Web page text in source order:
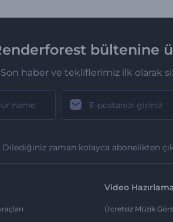
bültenine
Son haber ve tekliflerimiz ilk olarak
Dilediğiniz zaman kolayca abonelikten
Video
Ücretsiz Müzik